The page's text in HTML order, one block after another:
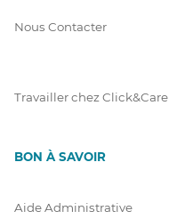
Nous Contacter
Travailler chez Click&Care
BON À SAVOIR
Aide Administrative